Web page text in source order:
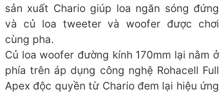
sản xuất Chario giúp loa ngăn sóng đứng
và củ loa tweeter và woofer được chơi
cùng pha.
Củ loa woofer đường kính 170mm lại nằm ở
phía trên áp dụng công nghệ Rohacell Full
Apex độc quyền từ Chario đem lại hiệu ứng